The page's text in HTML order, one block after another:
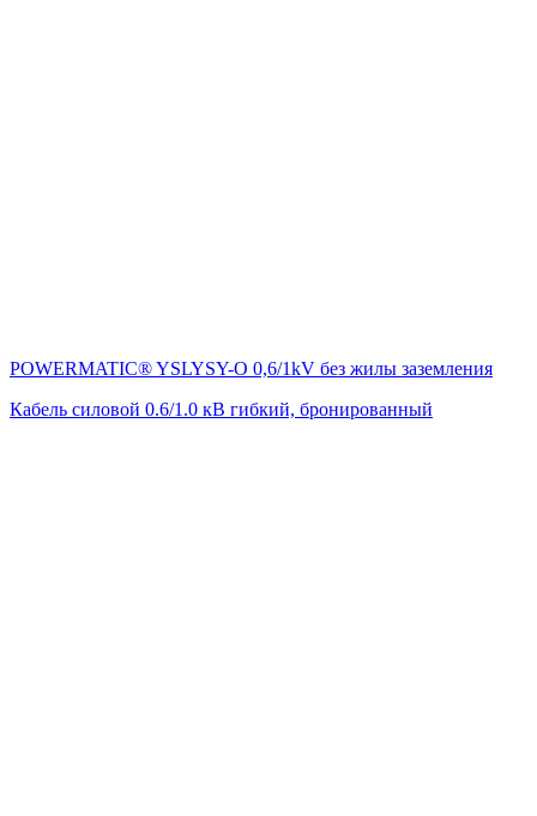
POWERMATIC® YSLYSY-O 0,6/1kV без жилы заземления
Кабель силовой 0.6/1.0 кВ гибкий, бронированный